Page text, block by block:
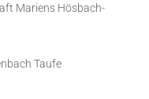
Mariens Hösbach-
Taufe